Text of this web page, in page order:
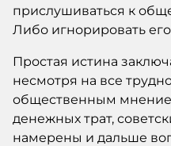
прислушиваться к
Либо игнорировать
Простая истина
несмотря на все
общественным
денежных трат,
намерены и дальше